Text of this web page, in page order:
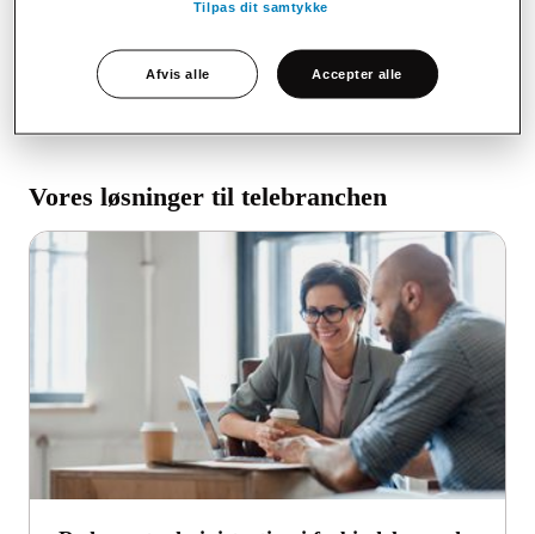
Strålfors har over 30 års erfaring med e-fakturering mellem
at bruge, at den overholder love og standarder i de nordiske
lande, og at den er fremtidssikret.
Vores løsninger til telebranchen
Tilpas dit samtykke
Afvis alle Accepter alle